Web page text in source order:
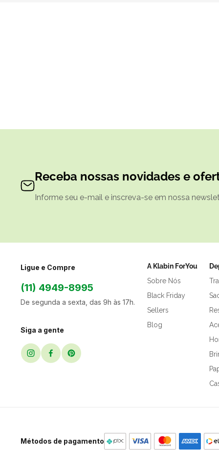
Receba nossas novidades e
Informe seu e-mail e inscreva-se em nossa
Ligue e Compre
(11) 4949-8995
De segunda a sexta, das 9h às 17h.
Siga a gente
A Klabin ForYou
Sobre Nós
Black Friday
Sellers
Blog
Métodos de pagamento